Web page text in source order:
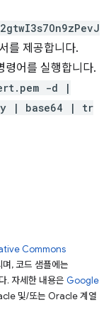
를 제공합니다.
령어를 실행합니다.
-d |
| base64 | tr
Commons
, 코드 샘플에는
. 자세한 내용은 Google
및/또는 Oracle 계열